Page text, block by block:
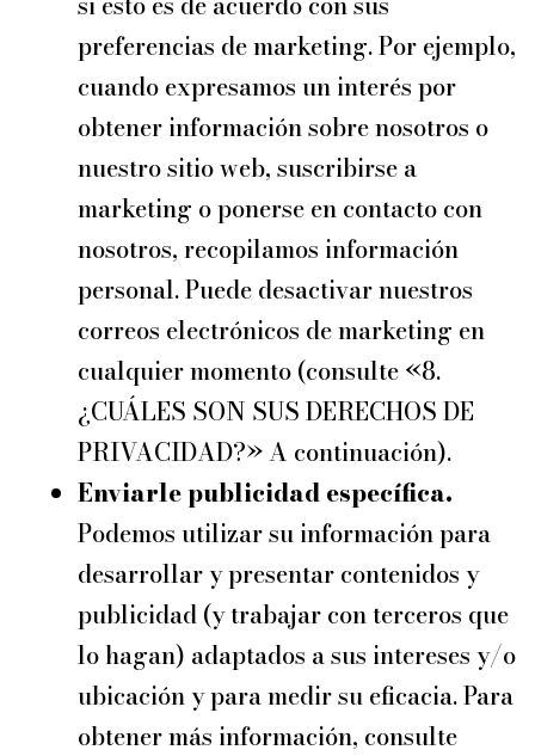
preferencias de marketing. Por ejemplo,
cuando expresamos un interés por
obtener información sobre nosotros o
nuestro sitio web, suscribirse a
marketing o ponerse en contacto con
nosotros, recopilamos información
personal. Puede desactivar nuestros
correos electrónicos de marketing en
cualquier momento (consulte «8.
¿CUÁLES SON SUS DERECHOS DE
PRIVACIDAD?» A continuación).
Enviarle publicidad específica.
Podemos utilizar su información para
desarrollar y presentar contenidos y
publicidad (y trabajar con terceros que
lo hagan) adaptados a sus intereses y/o
ubicación y para medir su eficacia. Para
obtener más información, consulte